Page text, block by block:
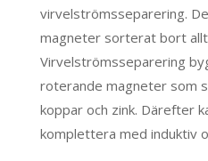
virvelströmsseparering.
magneter sorterat bort
Virvelströmsseparering
roterande magneter som
koppar och zink. Därefter
komplettera med induktiv